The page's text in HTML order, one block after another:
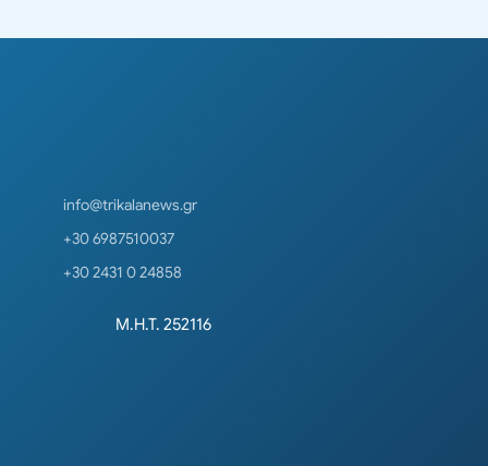
info@trikalanews.gr
+30 6987510037
+30 2431 0 24858
Μ.Η.Τ. 252116